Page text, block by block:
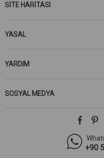
SİTE HARİTASI
YASAL
YARDIM
SOSYAL MEDYA
+90